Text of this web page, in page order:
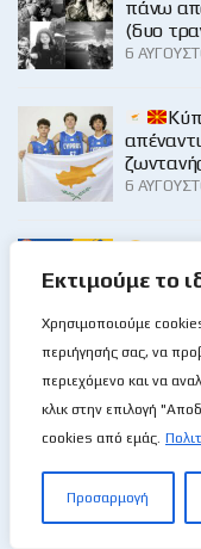
Εκτιμούμε το
Χρησιμοποιούμε
περιήγησής σας, να
περιεχόμενο και να
κλικ στην επιλογή
cookies από εμάς.
Προσαρμογή
πάνω
(δυο
6
6
χέρι
5
Κατηγορίες
ΆΛΛΑ ΑΘΛΉΜΑΤΑ